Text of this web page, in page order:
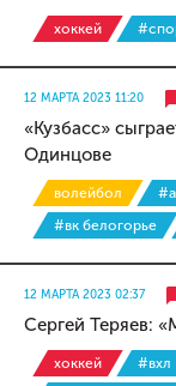
хоккей
12 МАРТА 2023 11:20
«Кузбасс»
Одинцове
волейбол
#вк белогорье
12 МАРТА 2023 02:37
Сергей Теряев:
хоккей #вхл